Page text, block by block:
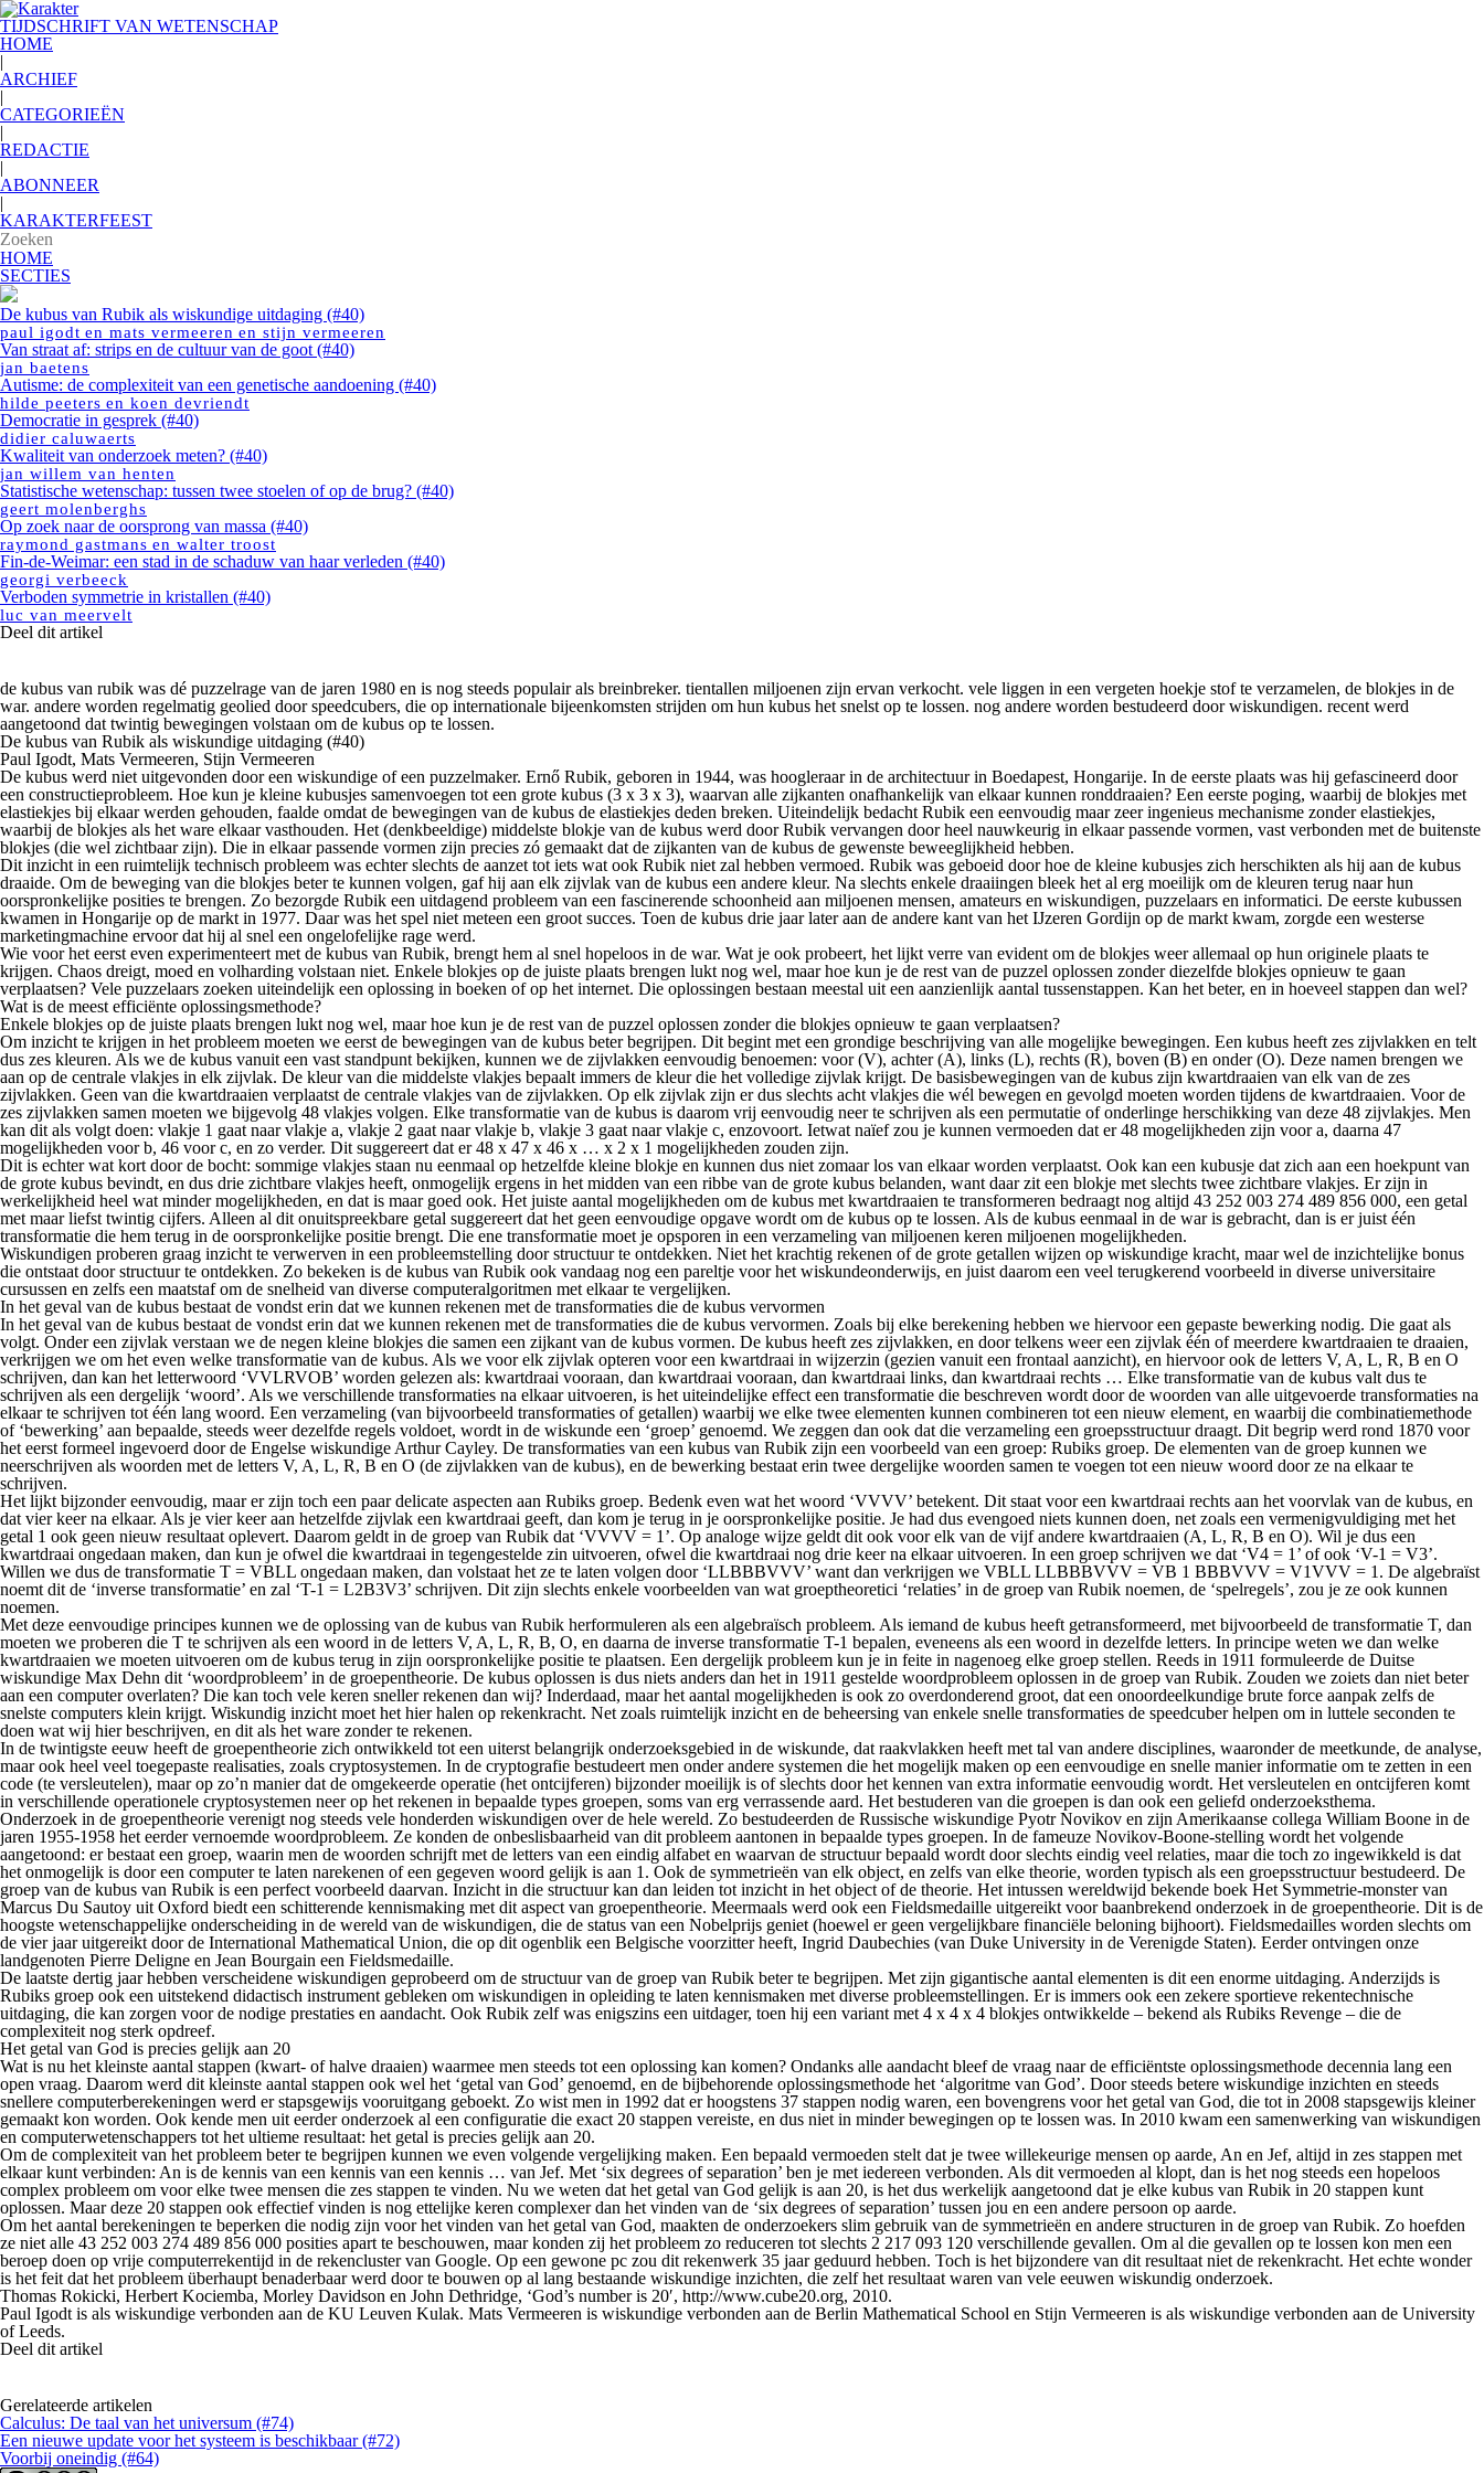
TIJDSCHRIFT VAN WETENSCHAP
HOME
|
ARCHIEF
|
CATEGORIEËN
|
REDACTIE
|
ABONNEER
|
KARAKTERFEEST
HOME
SECTIES
De kubus van Rubik als wiskundige uitdaging (#40)
paul igodt en mats vermeeren en stijn vermeeren
Van straat af: strips en de cultuur van de goot (#40)
jan baetens
Autisme: de complexiteit van een genetische aandoening (#40)
hilde peeters en koen devriendt
Democratie in gesprek (#40)
didier caluwaerts
Kwaliteit van onderzoek meten? (#40)
jan willem van henten
Statistische wetenschap: tussen twee stoelen of op de brug? (#40)
geert molenberghs
Op zoek naar de oorsprong van massa (#40)
raymond gastmans en walter troost
Fin-de-Weimar: een stad in de schaduw van haar verleden (#40)
georgi verbeeck
Verboden symmetrie in kristallen (#40)
luc van meervelt
Deel dit artikel
de kubus van rubik was dé puzzelrage van de jaren 1980 en is nog steeds populair als breinbreker. tientallen miljoenen zijn ervan verkocht. vele liggen in een vergeten hoekje stof te verzamelen, de blokjes in de
war. andere worden regelmatig geolied door speedcubers, die op internationale bijeenkomsten strijden om hun kubus het snelst op te lossen. nog andere worden bestudeerd door wiskundigen. recent werd
aangetoond dat twintig bewegingen volstaan om de kubus op te lossen.
De kubus van Rubik als wiskundige uitdaging (#40)
Paul Igodt, Mats Vermeeren, Stijn Vermeeren
De kubus werd niet uitgevonden door een wiskundige of een puzzelmaker. Ernő Rubik, geboren in 1944, was hoogleraar in de architectuur in Boedapest, Hongarije. In de eerste plaats was hij gefascineerd door
een constructieprobleem. Hoe kun je kleine kubusjes samenvoegen tot een grote kubus (3 x 3 x 3), waarvan alle zijkanten onafhankelijk van elkaar kunnen ronddraaien? Een eerste poging, waarbij de blokjes met
elastiekjes bij elkaar werden gehouden, faalde omdat de bewegingen van de kubus de elastiekjes deden breken. Uiteindelijk bedacht Rubik een eenvoudig maar zeer ingenieus mechanisme zonder elastiekjes,
waarbij de blokjes als het ware elkaar vasthouden. Het (denkbeeldige) middelste blokje van de kubus werd door Rubik vervangen door heel nauwkeurig in elkaar passende vormen, vast verbonden met de buitenste
blokjes (die wel zichtbaar zijn). Die in elkaar passende vormen zijn precies zó gemaakt dat de zijkanten van de kubus de gewenste beweeglijkheid hebben.
Dit inzicht in een ruimtelijk technisch probleem was echter slechts de aanzet tot iets wat ook Rubik niet zal hebben vermoed. Rubik was geboeid door hoe de kleine kubusjes zich herschikten als hij aan de kubus
draaide. Om de beweging van die blokjes beter te kunnen volgen, gaf hij aan elk zijvlak van de kubus een andere kleur. Na slechts enkele draaiingen bleek het al erg moeilijk om de kleuren terug naar hun
oorspronkelijke posities te brengen. Zo bezorgde Rubik een uitdagend probleem van een fascinerende schoonheid aan miljoenen mensen, amateurs en wiskundigen, puzzelaars en informatici. De eerste kubussen
kwamen in Hongarije op de markt in 1977. Daar was het spel niet meteen een groot succes. Toen de kubus drie jaar later aan de andere kant van het IJzeren Gordijn op de markt kwam, zorgde een westerse
marketingmachine ervoor dat hij al snel een ongelofelijke rage werd.
Wie voor het eerst even experimenteert met de kubus van Rubik, brengt hem al snel hopeloos in de war. Wat je ook probeert, het lijkt verre van evident om de blokjes weer allemaal op hun originele plaats te
krijgen. Chaos dreigt, moed en volharding volstaan niet. Enkele blokjes op de juiste plaats brengen lukt nog wel, maar hoe kun je de rest van de puzzel oplossen zonder diezelfde blokjes opnieuw te gaan
verplaatsen? Vele puzzelaars zoeken uiteindelijk een oplossing in boeken of op het internet. Die oplossingen bestaan meestal uit een aanzienlijk aantal tussenstappen. Kan het beter, en in hoeveel stappen dan wel?
Wat is de meest efficiënte oplossingsmethode?
Enkele blokjes op de juiste plaats brengen lukt nog wel, maar hoe kun je de rest van de puzzel oplossen zonder die blokjes opnieuw te gaan verplaatsen?
Om inzicht te krijgen in het probleem moeten we eerst de bewegingen van de kubus beter begrijpen. Dit begint met een grondige beschrijving van alle mogelijke bewegingen. Een kubus heeft zes zijvlakken en telt
dus zes kleuren. Als we de kubus vanuit een vast standpunt bekijken, kunnen we de zijvlakken eenvoudig benoemen: voor (V), achter (A), links (L), rechts (R), boven (B) en onder (O). Deze namen brengen we
aan op de centrale vlakjes in elk zijvlak. De kleur van die middelste vlakjes bepaalt immers de kleur die het volledige zijvlak krijgt. De basisbewegingen van de kubus zijn kwartdraaien van elk van de zes
zijvlakken. Geen van die kwartdraaien verplaatst de centrale vlakjes van de zijvlakken. Op elk zijvlak zijn er dus slechts acht vlakjes die wél bewegen en gevolgd moeten worden tijdens de kwartdraaien. Voor de
zes zijvlakken samen moeten we bijgevolg 48 vlakjes volgen. Elke transformatie van de kubus is daarom vrij eenvoudig neer te schrijven als een permutatie of onderlinge herschikking van deze 48 zijvlakjes. Men
kan dit als volgt doen: vlakje 1 gaat naar vlakje a, vlakje 2 gaat naar vlakje b, vlakje 3 gaat naar vlakje c, enzovoort. Ietwat naïef zou je kunnen vermoeden dat er 48 mogelijkheden zijn voor a, daarna 47
mogelijkheden voor b, 46 voor c, en zo verder. Dit suggereert dat er 48 x 47 x 46 x … x 2 x 1 mogelijkheden zouden zijn.
Dit is echter wat kort door de bocht: sommige vlakjes staan nu eenmaal op hetzelfde kleine blokje en kunnen dus niet zomaar los van elkaar worden verplaatst. Ook kan een kubusje dat zich aan een hoekpunt van
de grote kubus bevindt, en dus drie zichtbare vlakjes heeft, onmogelijk ergens in het midden van een ribbe van de grote kubus belanden, want daar zit een blokje met slechts twee zichtbare vlakjes. Er zijn in
werkelijkheid heel wat minder mogelijkheden, en dat is maar goed ook. Het juiste aantal mogelijkheden om de kubus met kwartdraaien te transformeren bedraagt nog altijd 43 252 003 274 489 856 000, een getal
met maar liefst twintig cijfers. Alleen al dit onuitspreekbare getal suggereert dat het geen eenvoudige opgave wordt om de kubus op te lossen. Als de kubus eenmaal in de war is gebracht, dan is er juist één
transformatie die hem terug in de oorspronkelijke positie brengt. Die ene transformatie moet je opsporen in een verzameling van miljoenen keren miljoenen mogelijkheden.
Wiskundigen proberen graag inzicht te verwerven in een probleemstelling door structuur te ontdekken. Niet het krachtig rekenen of de grote getallen wijzen op wiskundige kracht, maar wel de inzichtelijke bonus
die ontstaat door structuur te ontdekken. Zo bekeken is de kubus van Rubik ook vandaag nog een pareltje voor het wiskundeonderwijs, en juist daarom een veel terugkerend voorbeeld in diverse universitaire
cursussen en zelfs een maatstaf om de snelheid van diverse computeralgoritmen met elkaar te vergelijken.
In het geval van de kubus bestaat de vondst erin dat we kunnen rekenen met de transformaties die de kubus vervormen
In het geval van de kubus bestaat de vondst erin dat we kunnen rekenen met de transformaties die de kubus vervormen. Zoals bij elke berekening hebben we hiervoor een gepaste bewerking nodig. Die gaat als
volgt. Onder een zijvlak verstaan we de negen kleine blokjes die samen een zijkant van de kubus vormen. De kubus heeft zes zijvlakken, en door telkens weer een zijvlak één of meerdere kwartdraaien te draaien,
verkrijgen we om het even welke transformatie van de kubus. Als we voor elk zijvlak opteren voor een kwartdraai in wijzerzin (gezien vanuit een frontaal aanzicht), en hiervoor ook de letters V, A, L, R, B en O
schrijven, dan kan het letterwoord ‘VVLRVOB’ worden gelezen als: kwartdraai vooraan, dan kwartdraai vooraan, dan kwartdraai links, dan kwartdraai rechts … Elke transformatie van de kubus valt dus te
schrijven als een dergelijk ‘woord’. Als we verschillende transformaties na elkaar uitvoeren, is het uiteindelijke effect een transformatie die beschreven wordt door de woorden van alle uitgevoerde transformaties na
elkaar te schrijven tot één lang woord. Een verzameling (van bijvoorbeeld transformaties of getallen) waarbij we elke twee elementen kunnen combineren tot een nieuw element, en waarbij die combinatiemethode
of ‘bewerking’ aan bepaalde, steeds weer dezelfde regels voldoet, wordt in de wiskunde een ‘groep’ genoemd. We zeggen dan ook dat die verzameling een groepsstructuur draagt. Dit begrip werd rond 1870 voor
het eerst formeel ingevoerd door de Engelse wiskundige Arthur Cayley. De transformaties van een kubus van Rubik zijn een voorbeeld van een groep: Rubiks groep. De elementen van de groep kunnen we
neerschrijven als woorden met de letters V, A, L, R, B en O (de zijvlakken van de kubus), en de bewerking bestaat erin twee dergelijke woorden samen te voegen tot een nieuw woord door ze na elkaar te
schrijven.
Het lijkt bijzonder eenvoudig, maar er zijn toch een paar delicate aspecten aan Rubiks groep. Bedenk even wat het woord ‘VVVV’ betekent. Dit staat voor een kwartdraai rechts aan het voorvlak van de kubus, en
dat vier keer na elkaar. Als je vier keer aan hetzelfde zijvlak een kwartdraai geeft, dan kom je terug in je oorspronkelijke positie. Je had dus evengoed niets kunnen doen, net zoals een vermenigvuldiging met het
getal 1 ook geen nieuw resultaat oplevert. Daarom geldt in de groep van Rubik dat ‘VVVV = 1’. Op analoge wijze geldt dit ook voor elk van de vijf andere kwartdraaien (A, L, R, B en O). Wil je dus een
kwartdraai ongedaan maken, dan kun je ofwel die kwartdraai in tegengestelde zin uitvoeren, ofwel die kwartdraai nog drie keer na elkaar uitvoeren. In een groep schrijven we dat ‘V4 = 1’ of ook ‘V-1 = V3’.
Willen we dus de transformatie T = VBLL ongedaan maken, dan volstaat het ze te laten volgen door ‘LLBBBVVV’ want dan verkrijgen we VBLL LLBBBVVV = VB 1 BBBVVV = V1VVV = 1. De algebraïst
noemt dit de ‘inverse transformatie’ en zal ‘T-1 = L2B3V3’ schrijven. Dit zijn slechts enkele voorbeelden van wat groeptheoretici ‘relaties’ in de groep van Rubik noemen, de ‘spelregels’, zou je ze ook kunnen
noemen.
Met deze eenvoudige principes kunnen we de oplossing van de kubus van Rubik herformuleren als een algebraïsch probleem. Als iemand de kubus heeft getransformeerd, met bijvoorbeeld de transformatie T, dan
moeten we proberen die T te schrijven als een woord in de letters V, A, L, R, B, O, en daarna de inverse transformatie T-1 bepalen, eveneens als een woord in dezelfde letters. In principe weten we dan welke
kwartdraaien we moeten uitvoeren om de kubus terug in zijn oorspronkelijke positie te plaatsen. Een dergelijk probleem kun je in feite in nagenoeg elke groep stellen. Reeds in 1911 formuleerde de Duitse
wiskundige Max Dehn dit ‘woordprobleem’ in de groepentheorie. De kubus oplossen is dus niets anders dan het in 1911 gestelde woordprobleem oplossen in de groep van Rubik. Zouden we zoiets dan niet beter
aan een computer overlaten? Die kan toch vele keren sneller rekenen dan wij? Inderdaad, maar het aantal mogelijkheden is ook zo overdonderend groot, dat een onoordeelkundige brute force aanpak zelfs de
snelste computers klein krijgt. Wiskundig inzicht moet het hier halen op rekenkracht. Net zoals ruimtelijk inzicht en de beheersing van enkele snelle transformaties de speedcuber helpen om in luttele seconden te
doen wat wij hier beschrijven, en dit als het ware zonder te rekenen.
In de twintigste eeuw heeft de groepentheorie zich ontwikkeld tot een uiterst belangrijk onderzoeksgebied in de wiskunde, dat raakvlakken heeft met tal van andere disciplines, waaronder de meetkunde, de analyse,
maar ook heel veel toegepaste realisaties, zoals cryptosystemen. In de cryptografie bestudeert men onder andere systemen die het mogelijk maken op een eenvoudige en snelle manier informatie om te zetten in een
code (te versleutelen), maar op zo’n manier dat de omgekeerde operatie (het ontcijferen) bijzonder moeilijk is of slechts door het kennen van extra informatie eenvoudig wordt. Het versleutelen en ontcijferen komt
in verschillende operationele cryptosystemen neer op het rekenen in bepaalde types groepen, soms van erg verrassende aard. Het bestuderen van die groepen is dan ook een geliefd onderzoeksthema.
Onderzoek in de groepentheorie verenigt nog steeds vele honderden wiskundigen over de hele wereld. Zo bestudeerden de Russische wiskundige Pyotr Novikov en zijn Amerikaanse collega William Boone in de
jaren 1955-1958 het eerder vernoemde woordprobleem. Ze konden de onbeslisbaarheid van dit probleem aantonen in bepaalde types groepen. In de fameuze Novikov-Boone-stelling wordt het volgende
aangetoond: er bestaat een groep, waarin men de woorden schrijft met de letters van een eindig alfabet en waarvan de structuur bepaald wordt door slechts eindig veel relaties, maar die toch zo ingewikkeld is dat
het onmogelijk is door een computer te laten narekenen of een gegeven woord gelijk is aan 1. Ook de symmetrieën van elk object, en zelfs van elke theorie, worden typisch als een groepsstructuur bestudeerd. De
groep van de kubus van Rubik is een perfect voorbeeld daarvan. Inzicht in die structuur kan dan leiden tot inzicht in het object of de theorie. Het intussen wereldwijd bekende boek Het Symmetrie-monster van
Marcus Du Sautoy uit Oxford biedt een schitterende kennismaking met dit aspect van groepentheorie. Meermaals werd ook een Fieldsmedaille uitgereikt voor baanbrekend onderzoek in de groepentheorie. Dit is de
hoogste wetenschappelijke onderscheiding in de wereld van de wiskundigen, die de status van een Nobelprijs geniet (hoewel er geen vergelijkbare financiële beloning bijhoort). Fieldsmedailles worden slechts om
de vier jaar uitgereikt door de International Mathematical Union, die op dit ogenblik een Belgische voorzitter heeft, Ingrid Daubechies (van Duke University in de Verenigde Staten). Eerder ontvingen onze
landgenoten Pierre Deligne en Jean Bourgain een Fieldsmedaille.
De laatste dertig jaar hebben verscheidene wiskundigen geprobeerd om de structuur van de groep van Rubik beter te begrijpen. Met zijn gigantische aantal elementen is dit een enorme uitdaging. Anderzijds is
Rubiks groep ook een uitstekend didactisch instrument gebleken om wiskundigen in opleiding te laten kennismaken met diverse probleemstellingen. Er is immers ook een zekere sportieve rekentechnische
uitdaging, die kan zorgen voor de nodige prestaties en aandacht. Ook Rubik zelf was enigszins een uitdager, toen hij een variant met 4 x 4 x 4 blokjes ontwikkelde – bekend als Rubiks Revenge – die de
complexiteit nog sterk opdreef.
Het getal van God is precies gelijk aan 20
Wat is nu het kleinste aantal stappen (kwart- of halve draaien) waarmee men steeds tot een oplossing kan komen? Ondanks alle aandacht bleef de vraag naar de efficiëntste oplossingsmethode decennia lang een
open vraag. Daarom werd dit kleinste aantal stappen ook wel het ‘getal van God’ genoemd, en de bijbehorende oplossingsmethode het ‘algoritme van God’. Door steeds betere wiskundige inzichten en steeds
snellere computerberekeningen werd er stapsgewijs vooruitgang geboekt. Zo wist men in 1992 dat er hoogstens 37 stappen nodig waren, een bovengrens voor het getal van God, die tot in 2008 stapsgewijs kleiner
gemaakt kon worden. Ook kende men uit eerder onderzoek al een configuratie die exact 20 stappen vereiste, en dus niet in minder bewegingen op te lossen was. In 2010 kwam een samenwerking van wiskundigen
en computerwetenschappers tot het ultieme resultaat: het getal is precies gelijk aan 20.
Om de complexiteit van het probleem beter te begrijpen kunnen we even volgende vergelijking maken. Een bepaald vermoeden stelt dat je twee willekeurige mensen op aarde, An en Jef, altijd in zes stappen met
elkaar kunt verbinden: An is de kennis van een kennis van een kennis … van Jef. Met ‘six degrees of separation’ ben je met iedereen verbonden. Als dit vermoeden al klopt, dan is het nog steeds een hopeloos
complex probleem om voor elke twee mensen die zes stappen te vinden. Nu we weten dat het getal van God gelijk is aan 20, is het dus werkelijk aangetoond dat je elke kubus van Rubik in 20 stappen kunt
oplossen. Maar deze 20 stappen ook effectief vinden is nog ettelijke keren complexer dan het vinden van de ‘six degrees of separation’ tussen jou en een andere persoon op aarde.
Om het aantal berekeningen te beperken die nodig zijn voor het vinden van het getal van God, maakten de onderzoekers slim gebruik van de symmetrieën en andere structuren in de groep van Rubik. Zo hoefden
ze niet alle 43 252 003 274 489 856 000 posities apart te beschouwen, maar konden zij het probleem zo reduceren tot slechts 2 217 093 120 verschillende gevallen. Om al die gevallen op te lossen kon men een
beroep doen op vrije computerrekentijd in de rekencluster van Google. Op een gewone pc zou dit rekenwerk 35 jaar geduurd hebben. Toch is het bijzondere van dit resultaat niet de rekenkracht. Het echte wonder
is het feit dat het probleem überhaupt benaderbaar werd door te bouwen op al lang bestaande wiskundige inzichten, die zelf het resultaat waren van vele eeuwen wiskundig onderzoek.
Thomas Rokicki, Herbert Kociemba, Morley Davidson en John Dethridge, ‘God’s number is 20′, http://www.cube20.org, 2010.
Paul Igodt is als wiskundige verbonden aan de KU Leuven Kulak. Mats Vermeeren is wiskundige verbonden aan de Berlin Mathematical School en Stijn Vermeeren is als wiskundige verbonden aan de University
of Leeds.
Deel dit artikel
Gerelateerde artikelen
Calculus: De taal van het universum (#74)
Een nieuwe update voor het systeem is beschikbaar (#72)
Voorbij oneindig (#64)